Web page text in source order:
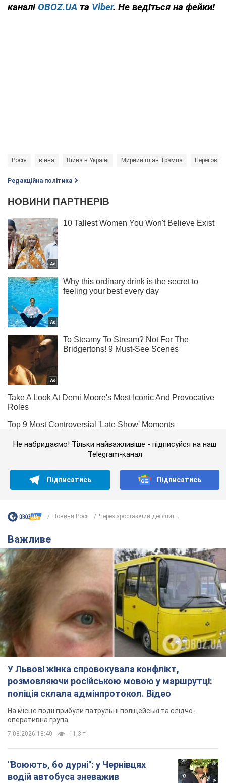
каналі OBOZ.UA та Viber. Не ведіться на фейки!
Росія війна Війна в Україні Мирний план Трампа
Редакційна політика
Не набридаємо! Тільки найважливіше - підписуйся на наш
Telegram-канал
Підписатись Підписатись
Новини Росії Через зростаючий дефіцит...
Важливе
У Львові жінка спровокувала конфлікт,
розмовляючи російською мовою у маршрутці:
поліція склала адмінпротокол. Відео
На місце події прибули патрульні поліцейські та слідчо-
оперативна група
7.08.2026 18:40 11,3 т.
"Воюють, бо дурні": у Чернівцях
водій автобуса зневажив